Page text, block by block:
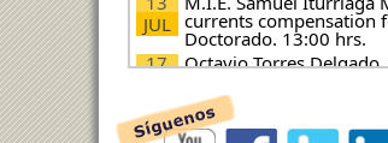
JUL currents compensation
Doctorado. 13:00 hrs.
17
Octavio Torres
ABR
2021
Edmundo Torres
Vehiculares". Nivel